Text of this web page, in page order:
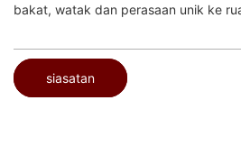
bakat, watak dan perasaan unik ke
siasatan